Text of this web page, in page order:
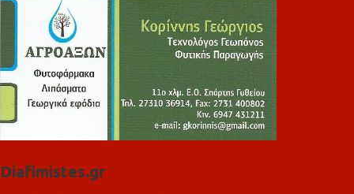
Diafimistes.gr